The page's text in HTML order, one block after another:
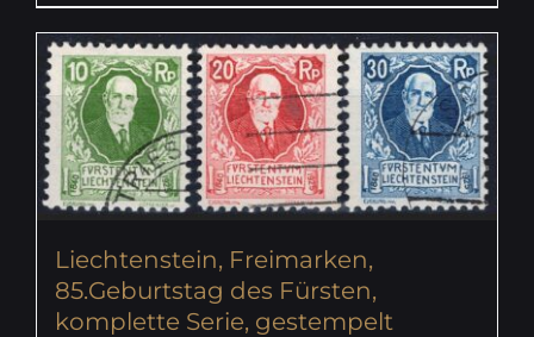
Liechtenstein, Freimarken,
85.Geburtstag des Fürsten,
komplette Serie, gestempelt